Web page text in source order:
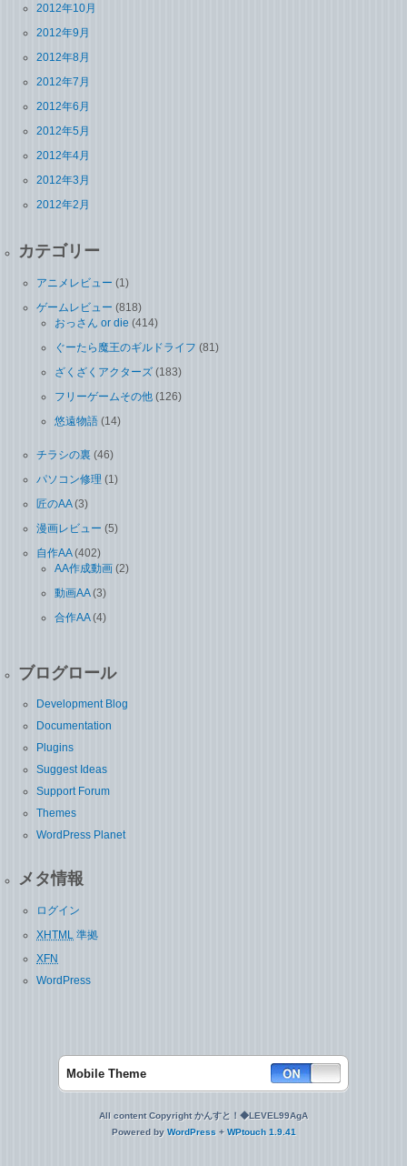
2012年10月
2012年9月
2012年8月
2012年7月
2012年6月
2012年5月
2012年4月
2012年3月
2012年2月
カテゴリー
アニメレビュー (1)
ゲームレビュー (818)
おっさん or die (414)
ぐーたら魔王のギルドライフ (81)
ざくざくアクターズ (183)
フリーゲームその他 (126)
悠遠物語 (14)
チラシの裏 (46)
パソコン修理 (1)
匠のAA(3)
漫画レビュー (5)
自作AA(402)
AA作成動画 (2)
動画AA(3)
合作AA(4)
ブログロール
Development Blog
Documentation
Plugins
Suggest Ideas
Support Forum
Themes
WordPress Planet
メタ情報
ログイン
XHTML 準拠
XFN
WordPress
Mobile Theme
All content Copyright かんすと！◆LEVEL99AgA
Powered by WordPress+ WPtouch 1.9.41